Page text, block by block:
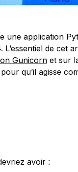
une application
de cet
Gunicornet sur
pour qu’il agisse
avoir :